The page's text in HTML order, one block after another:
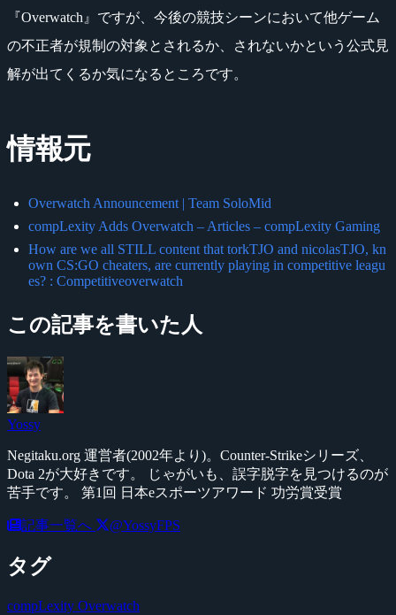
『Overwatch』ですが、今後の競技シーンにおいて他ゲーム
の不正者が規制の対象とされるか、されないかという公式見
解が出てくるか気になるところです。
情報元
Overwatch Announcement | Team SoloMid
compLexity Adds Overwatch – Articles – compLexity Gaming
How are we all STILL content that torkTJO and nicolasTJO, kn
own CS:GO cheaters, are currently playing in competitive leagu
es? : Competitiveoverwatch
この記事を書いた人
Yossy
Negitaku.org 運営者(2002年より)。Counter-Strikeシリーズ、
Dota 2が大好きです。 じゃがいも、誤字脱字を見つけるのが
苦手です。 第1回 日本eスポーツアワード 功労賞受賞
記事一覧へ @YossyFPS
タグ
compLexity Overwatch